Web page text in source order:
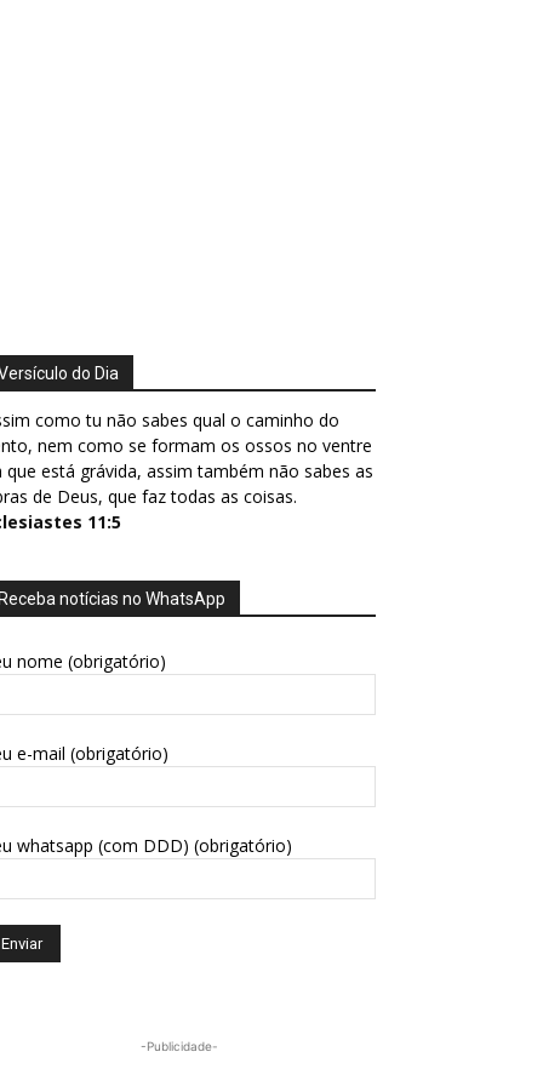
do Dia
como tu não sabes qual o caminho do
nem como se formam os ossos no ventre
que está grávida, assim também não sabes as
de Deus, que faz todas as coisas.
11:5
Receba notícias no WhatsApp
nome (obrigatório)
e-mail (obrigatório)
whatsapp (com DDD) (obrigatório)
-Publicidade-